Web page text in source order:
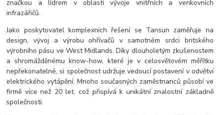
značkou a lídrem v oblasti vývoje vnitřních a venkovních
infrazářičů.
Jako poskytovatel komplexních řešení se Tansun zaměřuje na
design, vývoj a výrobu ohřívačů v samotném srdci britského
výrobního pásu ve West Midlands. Díky dlouholetým zkušenostem
a shromážděnému know-how, které je v celosvětovém měřítku
nepřekonatelné, si společnost udržuje vedoucí postavení v odvětví
elektrického vytápění. Mnoho současných zaměstnanců působí ve
firmě více než 20 let, což přispívá k unikátní znalostní základně
společnosti.